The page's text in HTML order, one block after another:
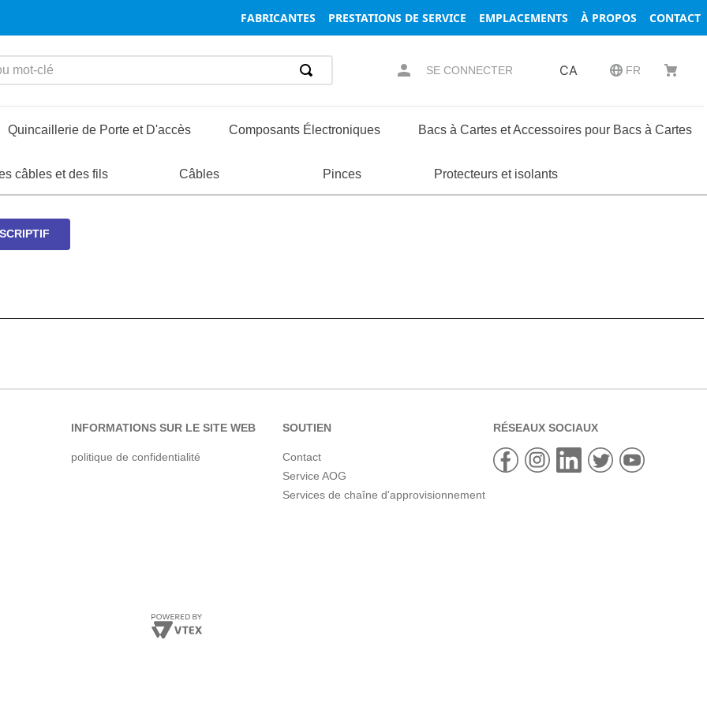
FABRICANTES PRESTATIONS DE SERVICE EMPLACEMENTS À PROPOS CONTACT
clé
SE CONNECTER CA FR
Vis et Boulons Entretoises Rondelles
Quincaillerie de Porte et D'accès
Charnières Loquets Serrures
Composants Électroniques
et Réseaux Composants de Connecteurs et Accessoires Borniers Terminaux
Bacs à Cartes et Accessoires pour Bacs à Cartes
Boîtiers Composants des Boîtiers et des Racks Composants de Coffrets et de Racks
câbles et des fils Câbles Pinces
Protecteurs et isolants
INFORMATIONS SUR LE SITE WEB
politique de confidentialité
SOUTIEN
Contact
Service AOG
Services de chaîne d'approvisionnement
RÉSEAUX SOCIAUX